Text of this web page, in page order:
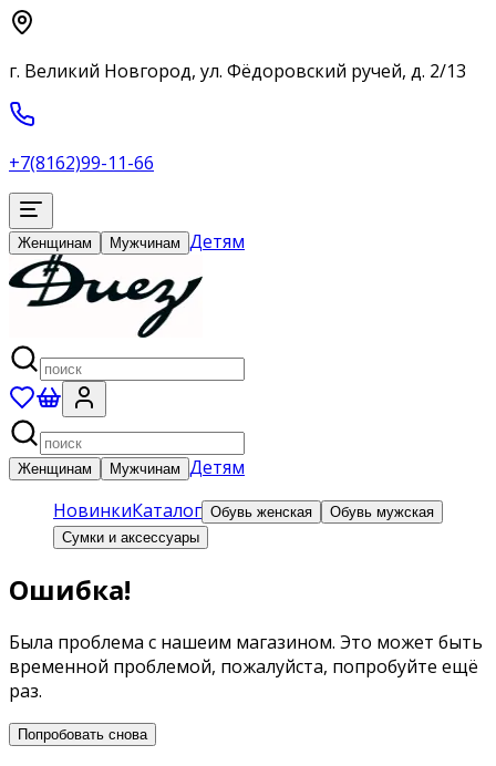
г. Великий Новгород, ул. Фёдоровский ручей, д. 2/13
+7(8162)99-11-66
Женщинам Мужчинам Детям
Женщинам Мужчинам Детям
НовинкиКаталог Обувь женская
Обувь мужская
Сумки и аксессуары
Ошибка!
Была проблема с нашеим магазином. Это может быть
временной проблемой, пожалуйста, попробуйте ещё
раз.
Попробовать снова